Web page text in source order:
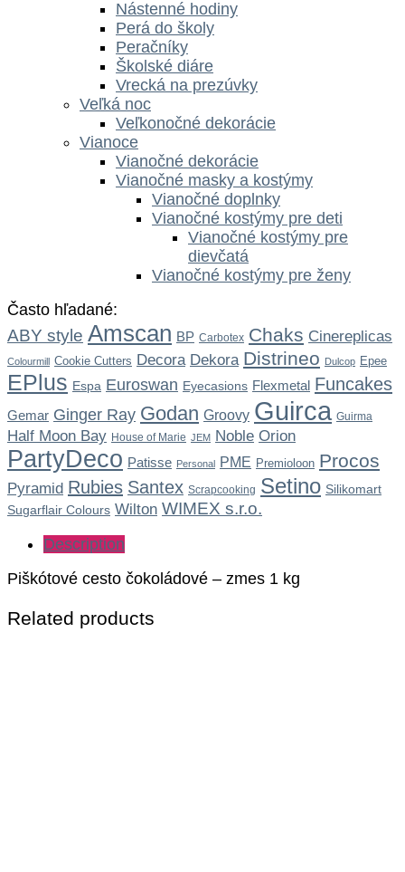
Nástenné hodiny
Perá do školy
Peračníky
Školské diáre
Vrecká na prezúvky
Veľká noc
Veľkonočné dekorácie
Vianoce
Vianočné dekorácie
Vianočné masky a kostýmy
Vianočné doplnky
Vianočné kostýmy pre deti
Vianočné kostýmy pre
dievčatá
Vianočné kostýmy pre ženy
Často hľadané:
ABY style Amscan BP Carbotex Chaks Cinereplicas
Colourmill Cookie Cutters Decora Dekora Distrineo Dulcop Epee
EPlus Espa Euroswan Eyecasions Flexmetal Funcakes
Gemar Ginger Ray Godan Groovy Guirca Guirma
Half Moon Bay House of Marie JEM Noble Orion
PartyDeco Patisse Personal PME Premioloon Procos
Pyramid Rubies Santex Scrapcooking Setino Silikomart
Sugarflair Colours Wilton WIMEX s.r.o.
Description
Piškótové cesto čokoládové – zmes 1 kg
Related products